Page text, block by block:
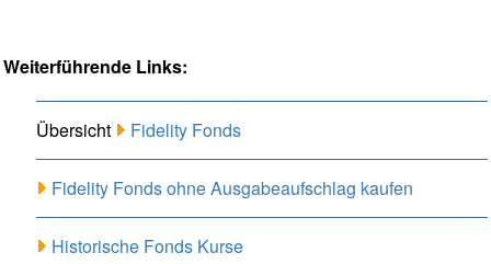
Weiterführende Links:
Übersicht Fidelity Fonds
Fidelity Fonds ohne Ausgabeaufschlag kaufen
Historische Fonds Kurse